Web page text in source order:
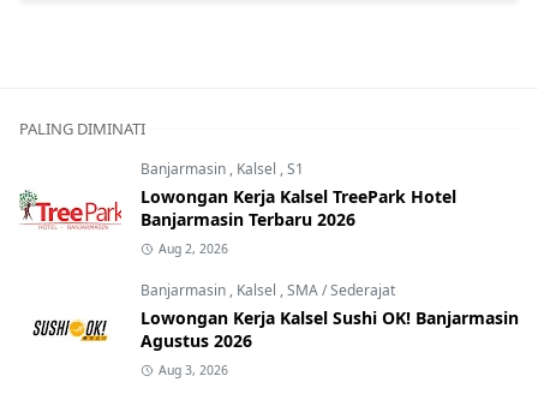
PALING DIMINATI
Banjarmasin , Kalsel ,S1
Lowongan Kerja Kalsel TreePark Hotel
Banjarmasin Terbaru 2026
Aug 2, 2026
Banjarmasin , Kalsel ,SMA / Sederajat
Lowongan Kerja Kalsel Sushi OK! Banjarmasin
Agustus 2026
Aug 3, 2026